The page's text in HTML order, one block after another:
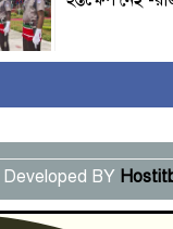
বছর পূর্তি
সংবাদ সম্মেলনে
উদ্দেশ্য
প্রতিবাদ নাজির
Developed BY